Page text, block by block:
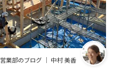
営業部のブログ ｜ 中村 美香